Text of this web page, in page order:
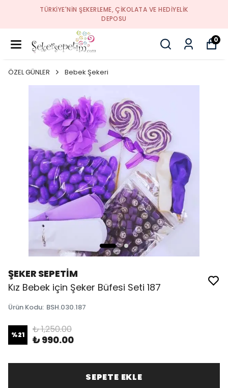
TÜRKIYE'NIN ŞEKERLEME, ÇIKOLATA VE HEDIYELIK
DEPOSU
0
ÖZEL GÜNLER Bebek Şekeri
ŞEKER SEPETİM
Kız Bebek için Şeker Büfesi Seti 187
Ürün Kodu: BSH.030.187
%21 ₺ 1,250.00
₺ 990.00
SEPETE EKLE